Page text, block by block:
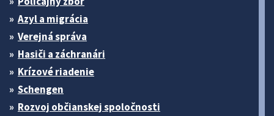
Azyl a migrácia
Verejná správa
Hasiči a záchranári
Krízové riadenie
Schengen
Rozvoj občianskej spoločnosti